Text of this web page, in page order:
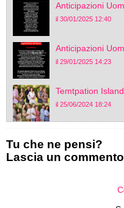
Anticipazioni
il 30/01/2025 12:40
Anticipazioni
il 29/01/2025 14:23
Temtpation
il 25/06/2024 18:24
Tu che ne pensi?
Lascia un